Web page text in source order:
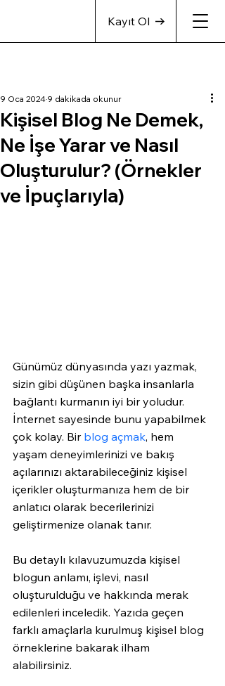
Kayıt Ol
Kişisel Blog Ne Demek,
Ne İşe Yarar ve Nasıl
Oluşturulur? (Örnekler
ve İpuçlarıyla)
9 Oca 2024 9 dakikada okunur
Günümüz dünyasında yazı yazmak,
sizin gibi düşünen başka insanlarla
bağlantı kurmanın iyi bir yoludur.
İnternet sayesinde bunu yapabilmek
çok kolay. Bir blog açmak, hem
yaşam deneyimlerinizi ve bakış
açılarınızı aktarabileceğiniz kişisel
içerikler oluşturmanıza hem de bir
anlatıcı olarak becerilerinizi
geliştirmenize olanak tanır.
Bu detaylı kılavuzumuzda kişisel
blogun anlamı, işlevi, nasıl
oluşturulduğu ve hakkında merak
edilenleri inceledik. Yazıda geçen
farklı amaçlarla kurulmuş kişisel blog
örneklerine bakarak ilham
alabilirsiniz.